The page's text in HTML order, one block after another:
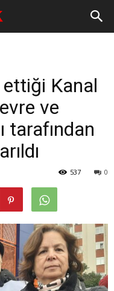
Kanal
ve
tarafından
0
537